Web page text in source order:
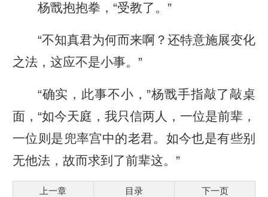
杨戬抱抱拳，“受教了。”
“不知真君为何而来啊？还特意施展变化
之法，这应不是小事。”
“确实，此事不小，”杨戬手指敲了敲桌
面，“如今天庭，我只信两人，一位是前辈，
一位则是兜率宫中的老君。如今也是有些别
无他法，故而求到了前辈这。”
上一章 目录 下一页